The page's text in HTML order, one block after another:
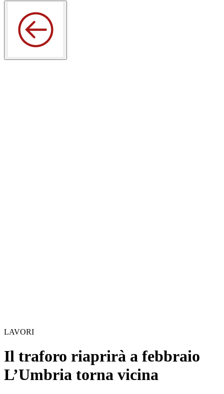
LAVORI
Il traforo riaprirà a febbraio
L’Umbria torna vicina